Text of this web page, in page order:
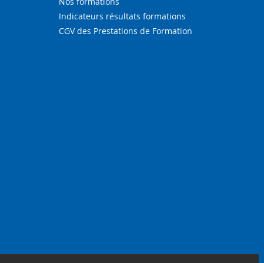
Indicateurs résultats formations
CGV des Prestations de Formation